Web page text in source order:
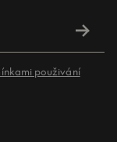
použivání